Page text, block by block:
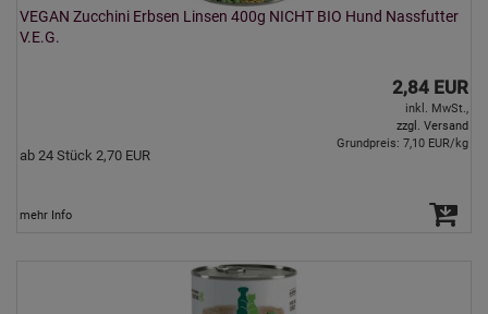
VEGAN Zucchini Erbsen Linsen 400g NICHT BIO Hund Nassfutter
V.E.G.
2,84 EUR
inkl. MwSt.,
zzgl. Versand
ab 24 Stück 2,70 EUR
Grundpreis: 7,10 EUR/kg
mehr Info